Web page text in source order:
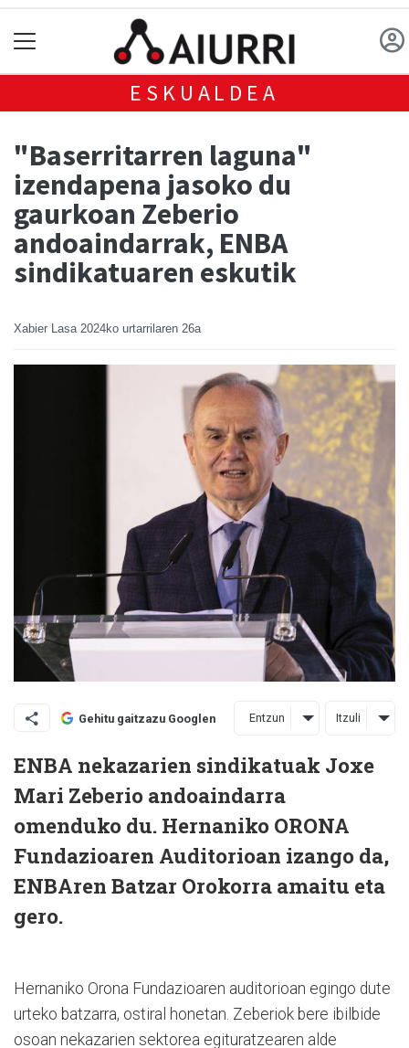
ESKUALDEA
"Baserritarren laguna"
izendapena jasoko du
gaurkoan Zeberio
andoaindarrak, ENBA
sindikatuaren eskutik
Xabier Lasa 2024ko urtarrilaren 26a
Gehitu gaitzazu Googlen Entzun Itzuli
ENBA nekazarien sindikatuak Joxe
Mari Zeberio andoaindarra
omenduko du. Hernaniko ORONA
Fundazioaren Auditorioan izango da,
ENBAren Batzar Orokorra amaitu eta
gero.
Hernaniko Orona Fundazioaren auditorioan egingo dute
urteko batzarra, ostiral honetan. Zeberiok bere ibilbide
osoan nekazarien sektorea egituratzearen alde